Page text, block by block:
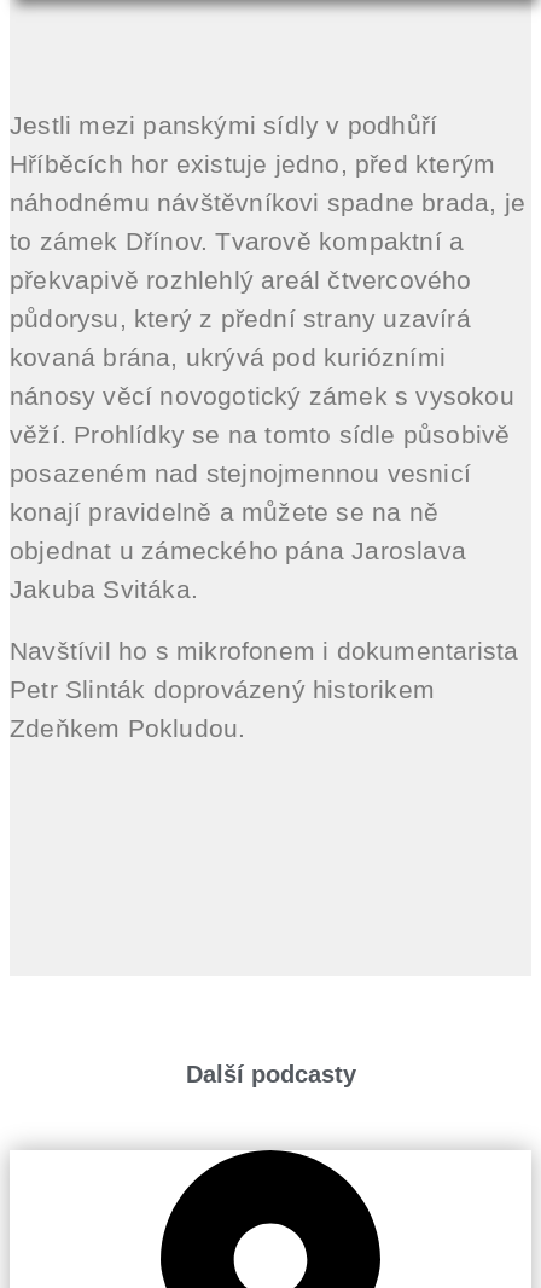
Jestli mezi panskými sídly v podhůří
Hříběcích hor existuje jedno, před kterým
náhodnému návštěvníkovi spadne brada, je
to zámek Dřínov. Tvarově kompaktní a
překvapivě rozhlehlý areál čtvercového
půdorysu, který z přední strany uzavírá
kovaná brána, ukrývá pod kuriózními
nánosy věcí novogotický zámek s vysokou
věží. Prohlídky se na tomto sídle působivě
posazeném nad stejnojmennou vesnicí
konají pravidelně a můžete se na ně
objednat u zámeckého pána Jaroslava
Jakuba Svitáka.
Navštívil ho s mikrofonem i dokumentarista
Petr Slinták doprovázený historikem
Zdeňkem Pokludou.
Další podcasty